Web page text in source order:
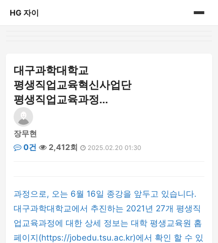
HG 자이
대구과학대학교
평생직업교육혁신사업단
평생직업교육과정...
장무현
0건
2,412회 2025.02.20 01:30
과정으로, 오는 6월 16일 종강을 앞두고 있습니다.
대구과학대학교에서 추진하는 2021년 27개 평생직
업교육과정에 대한 상세 정보는 대학 평생교육원 홈
페이지(https://jobedu.tsu.ac.kr)에서 확인 할 수 있